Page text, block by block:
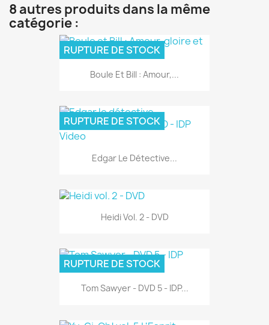
8 autres produits dans la même
catégorie :
Boule Et Bill : Amour,...
RUPTURE DE STOCK
Edgar Le Détective...
RUPTURE DE STOCK
Heidi Vol. 2 - DVD
Tom Sawyer - DVD 5 - IDP...
RUPTURE DE STOCK